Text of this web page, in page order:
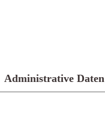
Administrative Daten